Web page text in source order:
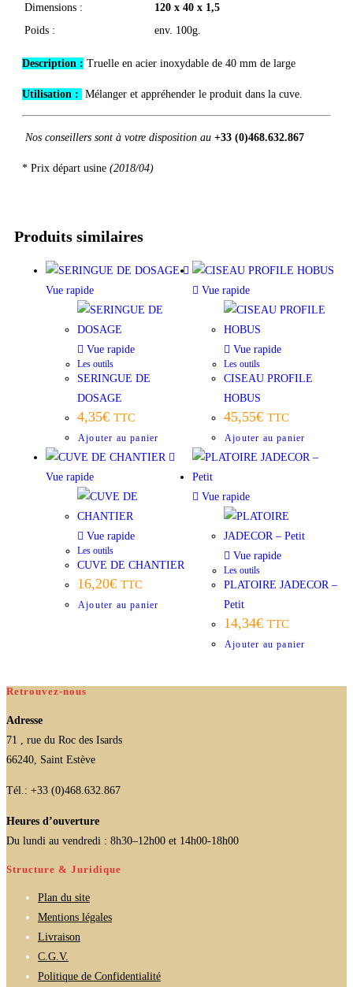
Dimensions :
120 x 40 x 1,5
Poids :
env. 100g.
Description : Truelle en acier inoxydable de 40 mm de large
Utilisation : Mélanger et appréhender le produit dans la cuve.
Nos conseillers sont à votre disposition au +33 (0)468.632.867
* Prix départ usine (2018/04)
Produits similaires
Vue rapide
Vue rapide
Les outils
SERINGUE DE
DOSAGE
4,35€ TTC
Ajouter au panier
Vue rapide
Vue rapide
Les outils
CISEAU PROFILE
HOBUS
45,55€ TTC
Ajouter au panier
Vue rapide
Vue rapide
Les outils
CUVE DE CHANTIER
16,20€ TTC
Ajouter au panier
Vue rapide
Vue rapide
Les outils
PLATOIRE JADECOR –
Petit
14,34€ TTC
Ajouter au panier
Retrouvez-nous
Adresse
71 , rue du Roc des Isards
66240, Saint Estève
Tél.: +33 (0)468.632.867
Heures d’ouverture
Du lundi au vendredi : 8h30–12h00 et 14h00-18h00
Structure & Juridique
Plan du site
Mentions légales
Livraison
C.G.V.
Politique de Confidentialité